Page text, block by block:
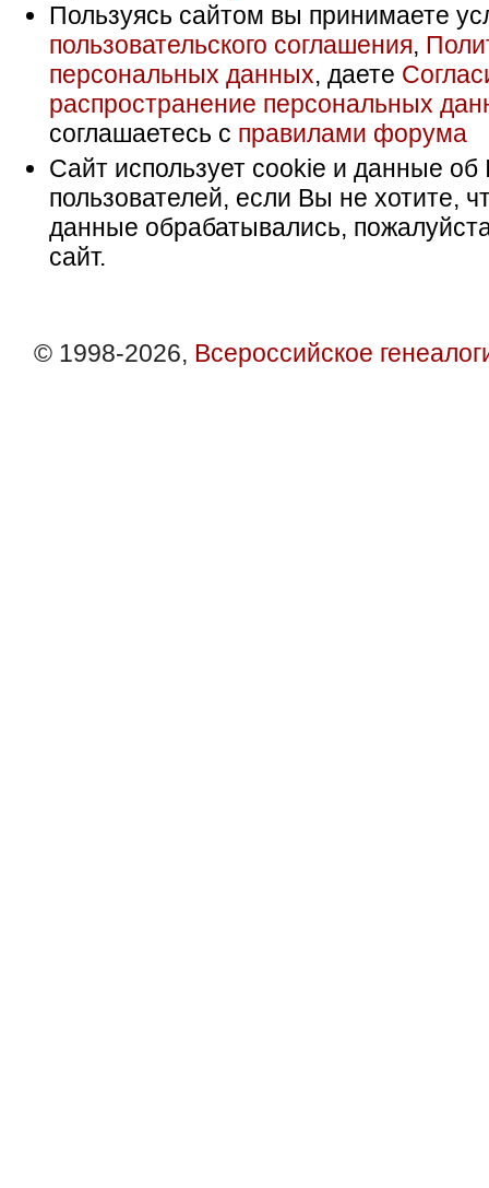
Пользуясь сайтом вы принимаете
пользовательского соглашения,
персональных данных, даете
распространение персональных
соглашаетесь с правилами форума
Сайт использует cookie и данные об
пользователей, если Вы не хотите,
данные обрабатывались,
сайт.
© 1998-2026, Всероссийское